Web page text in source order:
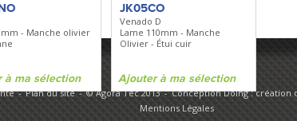
- Manche olivier
à ma sélection
JK05CO
Venado D
Lame 110mm - Manche
Olivier - Étui cuir
Ajouter à ma sélection
Plan du site © Agora Tec 2013
Conception Doing : création
Mentions Légales